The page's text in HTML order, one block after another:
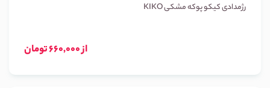
رژمدادی کیکو پوکه مشکی KIKO
از 660,000 تومان